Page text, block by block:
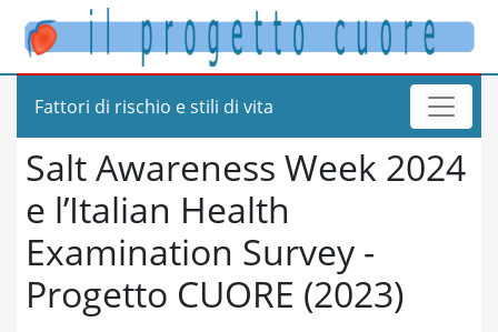
Fattori di rischio e stili di vita
Salt Awareness Week 2024
e l’Italian Health
Examination Survey -
Progetto CUORE (2023)